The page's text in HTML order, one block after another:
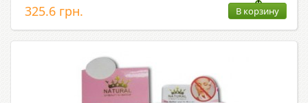
325.6 грн. В корзину